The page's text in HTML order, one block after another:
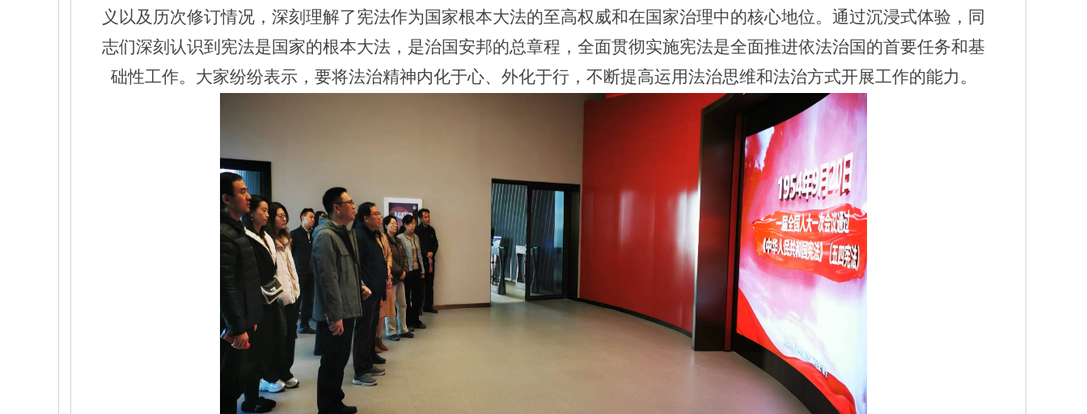
义以及历次修订情况，深刻理解了宪法作为国家根本大法的至高权威和在国家治理中的核心地位。通过沉浸式体验，同
志们深刻认识到宪法是国家的根本大法，是治国安邦的总章程，全面贯彻实施宪法是全面推进依法治国的首要任务和基
础性工作。大家纷纷表示，要将法治精神内化于心、外化于行，不断提高运用法治思维和法治方式开展工作的能力。